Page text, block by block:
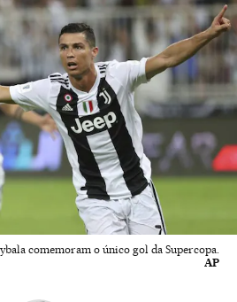
comemoram o único gol da Supercopa.
AP